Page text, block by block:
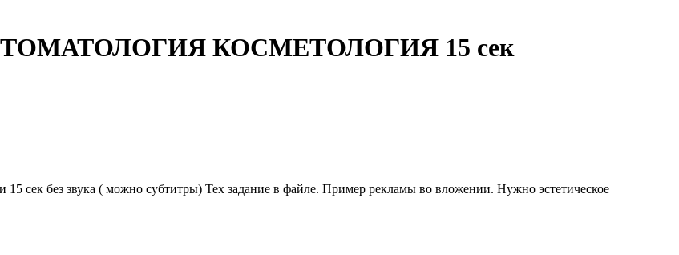
СТОМАТОЛОГИЯ КОСМЕТОЛОГИЯ 15 сек
сек без звука ( можно субтитры) Тех задание в файле. Пример рекламы во вложении. Нужно эстетическое